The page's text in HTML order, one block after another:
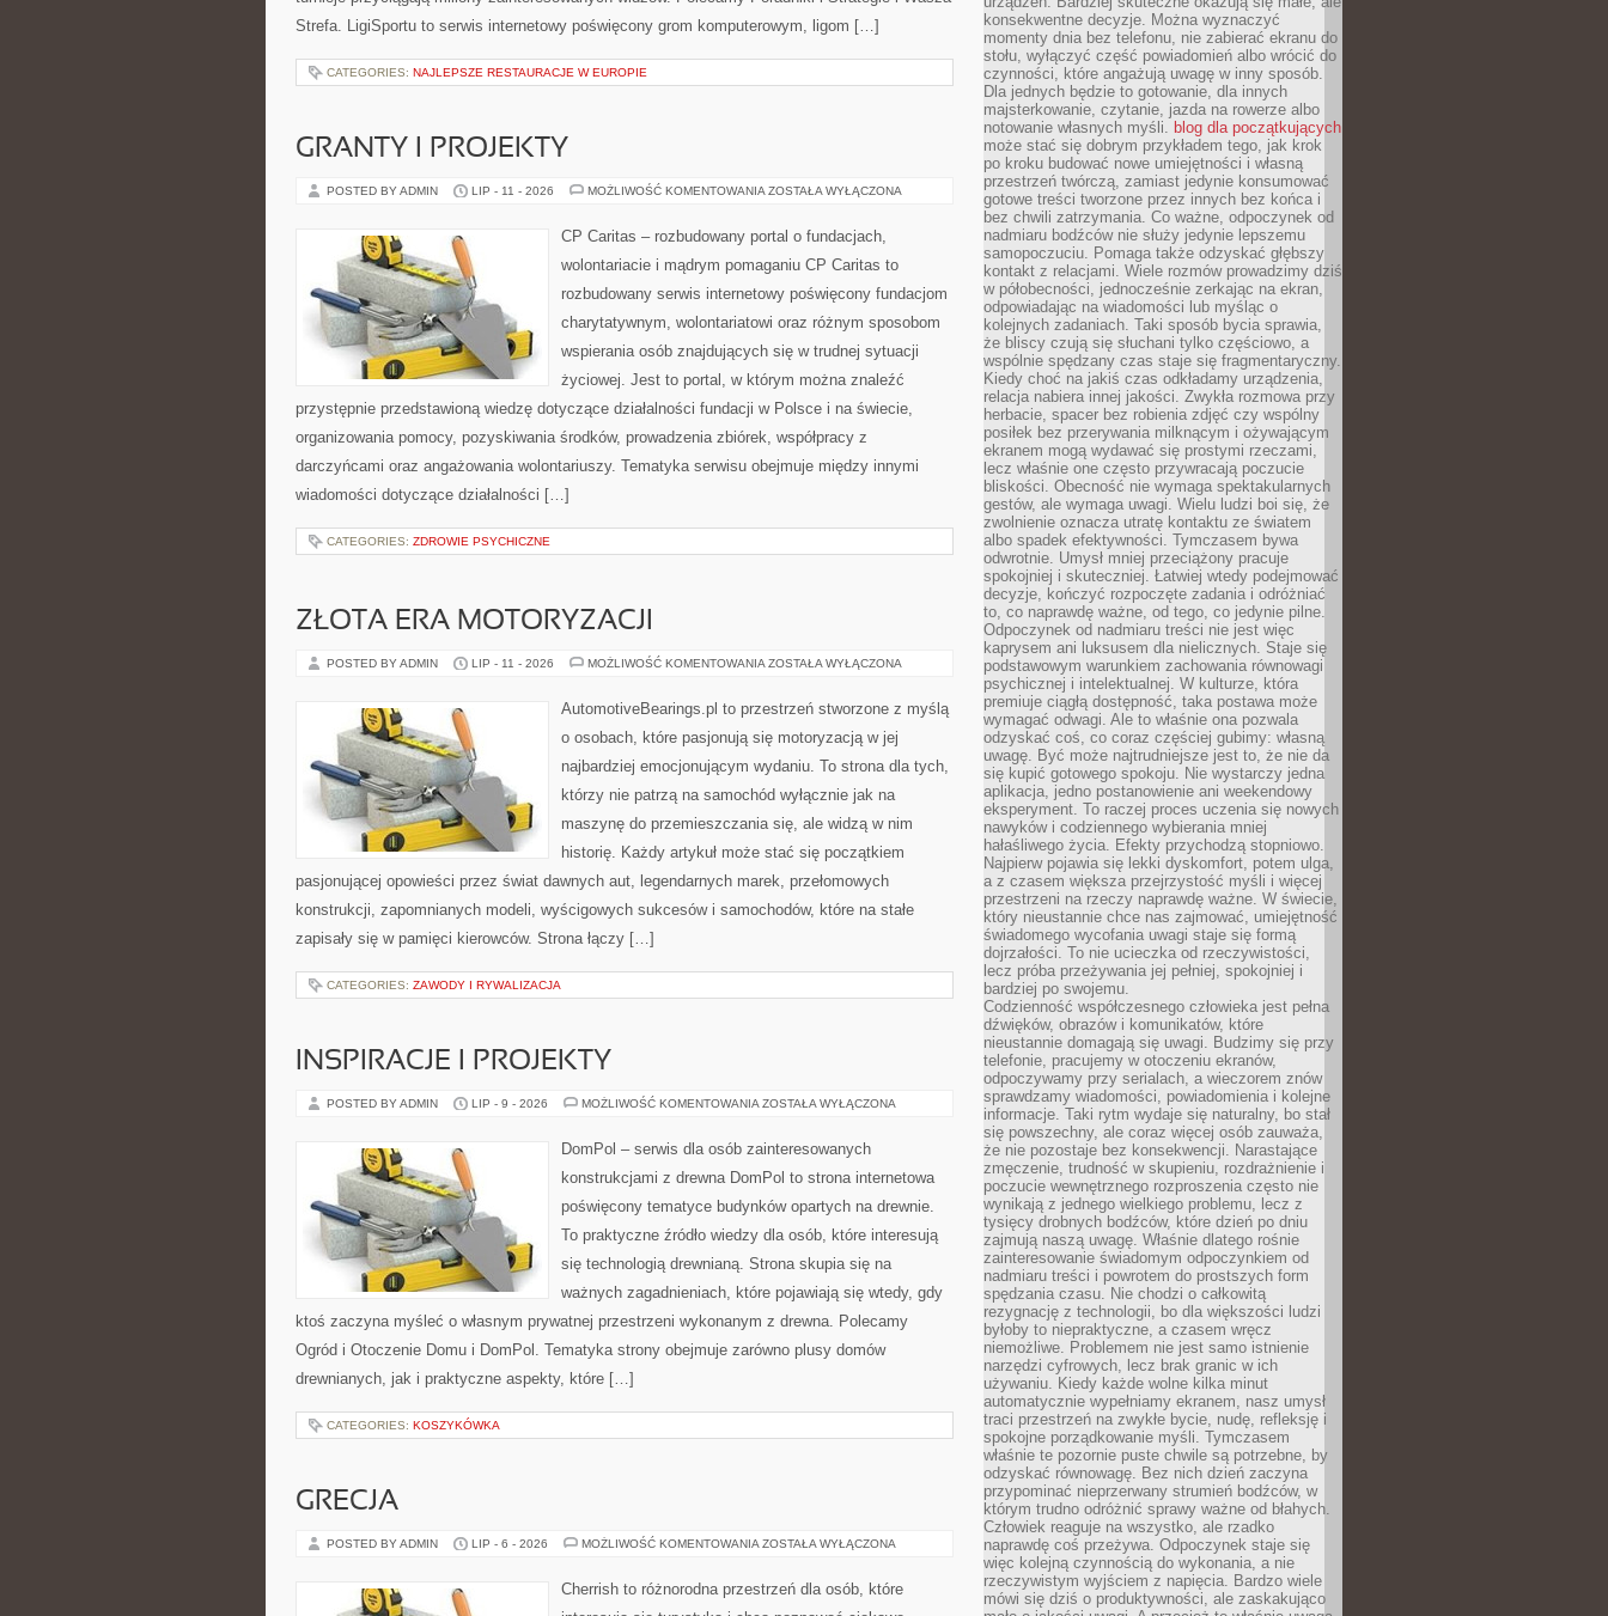
Strefa. LigiSportu to serwis internetowy poświęcony grom komputerowym, ligom […]
CATEGORIES: NAJLEPSZE RESTAURACJE W EUROPIE
GRANTY I PROJEKTY
POSTED BY ADMIN LIP - 11 - 2026 MOŻLIWOŚĆ KOMENTOWANIA GRANTY
ZOSTAŁA WYŁĄCZONA
CP Caritas – rozbudowany portal o fundacjach,
wolontariacie i mądrym pomaganiu CP Caritas to
rozbudowany serwis internetowy poświęcony fundacjom
charytatywnym, wolontariatowi oraz różnym sposobom
wspierania osób znajdujących się w trudnej sytuacji
życiowej. Jest to portal, w którym można znaleźć
przystępnie przedstawioną wiedzę dotyczące działalności fundacji w Polsce i na świecie,
organizowania pomocy, pozyskiwania środków, prowadzenia zbiórek, współpracy z
darczyńcami oraz angażowania wolontariuszy. Tematyka serwisu obejmuje między innymi
wiadomości dotyczące działalności […]
CATEGORIES: ZDROWIE PSYCHICZNE
ZŁOTA ERA MOTORYZACJI
POSTED BY ADMIN LIP - 11 - 2026 MOŻLIWOŚĆ KOMENTOWANIA ZŁOTA
ZOSTAŁA WYŁĄCZONA
AutomotiveBearings.pl to przestrzeń stworzone z myślą
o osobach, które pasjonują się motoryzacją w jej
najbardziej emocjonującym wydaniu. To strona dla tych,
którzy nie patrzą na samochód wyłącznie jak na
maszynę do przemieszczania się, ale widzą w nim
historię. Każdy artykuł może stać się początkiem
pasjonującej opowieści przez świat dawnych aut, legendarnych marek, przełomowych
konstrukcji, zapomnianych modeli, wyścigowych sukcesów i samochodów, które na stałe
zapisały się w pamięci kierowców. Strona łączy […]
CATEGORIES: ZAWODY I RYWALIZACJA
INSPIRACJE I PROJEKTY
POSTED BY ADMIN LIP - 9 - 2026 MOŻLIWOŚĆ KOMENTOWANIA INSPIRACJE
ZOSTAŁA WYŁĄCZONA
DomPol – serwis dla osób zainteresowanych
konstrukcjami z drewna DomPol to strona internetowa
poświęcony tematyce budynków opartych na drewnie.
To praktyczne źródło wiedzy dla osób, które interesują
się technologią drewnianą. Strona skupia się na
ważnych zagadnieniach, które pojawiają się wtedy, gdy
ktoś zaczyna myśleć o własnym prywatnej przestrzeni wykonanym z drewna. Polecamy
Ogród i Otoczenie Domu i DomPol. Tematyka strony obejmuje zarówno plusy domów
drewnianych, jak i praktyczne aspekty, które […]
CATEGORIES: KOSZYKÓWKA
GRECJA
POSTED BY ADMIN LIP - 6 - 2026 MOŻLIWOŚĆ KOMENTOWANIA GRECJA
ZOSTAŁA WYŁĄCZONA
Cherrish to różnorodna przestrzeń dla osób, które
konsekwentne decyzje. Można wyznaczyć
momenty dnia bez telefonu, nie zabierać ekranu do
stołu, wyłączyć część powiadomień albo wrócić do
czynności, które angażują uwagę w inny sposób.
Dla jednych będzie to gotowanie, dla innych
majsterkowanie, czytanie, jazda na rowerze albo
notowanie własnych myśli. blog dla początkujących
może stać się dobrym przykładem tego, jak krok
po kroku budować nowe umiejętności i własną
przestrzeń twórczą, zamiast jedynie konsumować
gotowe treści tworzone przez innych bez końca i
bez chwili zatrzymania. Co ważne, odpoczynek od
nadmiaru bodźców nie służy jedynie lepszemu
samopoczuciu. Pomaga także odzyskać głębszy
kontakt z relacjami. Wiele rozmów prowadzimy dziś
w półobecności, jednocześnie zerkając na ekran,
odpowiadając na wiadomości lub myśląc o
kolejnych zadaniach. Taki sposób bycia sprawia,
że bliscy czują się słuchani tylko częściowo, a
wspólnie spędzany czas staje się fragmentaryczny.
Kiedy choć na jakiś czas odkładamy urządzenia,
relacja nabiera innej jakości. Zwykła rozmowa przy
herbacie, spacer bez robienia zdjęć czy wspólny
posiłek bez przerywania milknącym i ożywającym
ekranem mogą wydawać się prostymi rzeczami,
lecz właśnie one często przywracają poczucie
bliskości. Obecność nie wymaga spektakularnych
gestów, ale wymaga uwagi. Wielu ludzi boi się, że
zwolnienie oznacza utratę kontaktu ze światem
albo spadek efektywności. Tymczasem bywa
odwrotnie. Umysł mniej przeciążony pracuje
spokojniej i skuteczniej. Łatwiej wtedy podejmować
decyzje, kończyć rozpoczęte zadania i odróżniać
to, co naprawdę ważne, od tego, co jedynie pilne.
Odpoczynek od nadmiaru treści nie jest więc
kaprysem ani luksusem dla nielicznych. Staje się
podstawowym warunkiem zachowania równowagi
psychicznej i intelektualnej. W kulturze, która
premiuje ciągłą dostępność, taka postawa może
wymagać odwagi. Ale to właśnie ona pozwala
odzyskać coś, co coraz częściej gubimy: własną
uwagę. Być może najtrudniejsze jest to, że nie da
się kupić gotowego spokoju. Nie wystarczy jedna
aplikacja, jedno postanowienie ani weekendowy
eksperyment. To raczej proces uczenia się nowych
nawyków i codziennego wybierania mniej
hałaśliwego życia. Efekty przychodzą stopniowo.
Najpierw pojawia się lekki dyskomfort, potem ulga,
a z czasem większa przejrzystość myśli i więcej
przestrzeni na rzeczy naprawdę ważne. W świecie,
który nieustannie chce nas zajmować, umiejętność
świadomego wycofania uwagi staje się formą
dojrzałości. To nie ucieczka od rzeczywistości,
lecz próba przeżywania jej pełniej, spokojniej i
bardziej po swojemu.
Codzienność współczesnego człowieka jest pełna
dźwięków, obrazów i komunikatów, które
nieustannie domagają się uwagi. Budzimy się przy
telefonie, pracujemy w otoczeniu ekranów,
odpoczywamy przy serialach, a wieczorem znów
sprawdzamy wiadomości, powiadomienia i kolejne
informacje. Taki rytm wydaje się naturalny, bo stał
się powszechny, ale coraz więcej osób zauważa,
że nie pozostaje bez konsekwencji. Narastające
zmęczenie, trudność w skupieniu, rozdrażnienie i
poczucie wewnętrznego rozproszenia często nie
wynikają z jednego wielkiego problemu, lecz z
tysięcy drobnych bodźców, które dzień po dniu
zajmują naszą uwagę. Właśnie dlatego rośnie
zainteresowanie świadomym odpoczynkiem od
nadmiaru treści i powrotem do prostszych form
spędzania czasu. Nie chodzi o całkowitą
rezygnację z technologii, bo dla większości ludzi
byłoby to niepraktyczne, a czasem wręcz
niemożliwe. Problemem nie jest samo istnienie
narzędzi cyfrowych, lecz brak granic w ich
używaniu. Kiedy każde wolne kilka minut
automatycznie wypełniamy ekranem, nasz umysł
traci przestrzeń na zwykłe bycie, nudę, refleksję i
spokojne porządkowanie myśli. Tymczasem
właśnie te pozornie puste chwile są potrzebne, by
odzyskać równowagę. Bez nich dzień zaczyna
przypominać nieprzerwany strumień bodźców, w
którym trudno odróżnić sprawy ważne od błahych.
Człowiek reaguje na wszystko, ale rzadko
naprawdę coś przeżywa. Odpoczynek staje się
więc kolejną czynnością do wykonania, a nie
rzeczywistym wyjściem z napięcia. Bardzo wiele
mówi się dziś o produktywności, ale zaskakująco